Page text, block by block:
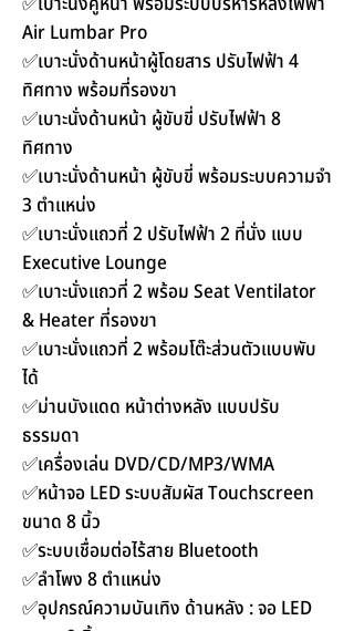
Air Lumbar Pro
✅เบาะนั่งด้านหน้าผู้โดยสาร ปรับไฟฟ้า 4
ทิศทาง พร้อมที่รองขา
✅เบาะนั่งด้านหน้า ผู้ขับขี่ ปรับไฟฟ้า 8
ทิศทาง
✅เบาะนั่งด้านหน้า ผู้ขับขี่ พร้อมระบบความจำ
3 ตำแหน่ง
✅เบาะนั่งแถวที่ 2 ปรับไฟฟ้า 2 ที่นั่ง แบบ
Executive Lounge
✅เบาะนั่งแถวที่ 2 พร้อม Seat Ventilator
& Heater ที่รองขา
✅เบาะนั่งแถวที่ 2 พร้อมโต๊ะส่วนตัวแบบพับ
ได้
✅ม่านบังแดด หน้าต่างหลัง แบบปรับ
ธรรมดา
✅เครื่องเล่น DVD/CD/MP3/WMA
✅หน้าจอ LED ระบบสัมผัส Touchscreen
ขนาด 8 นิ้ว
✅ระบบเชื่อมต่อไร้สาย Bluetooth
✅ลำโพง 8 ตำแหน่ง
✅อุปกรณ์ความบันเทิง ด้านหลัง : จอ LED